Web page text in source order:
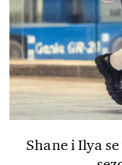
Shane i Ilya